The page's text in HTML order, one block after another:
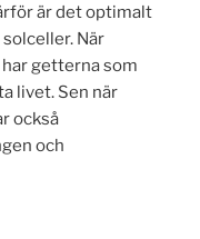
är det optimalt
När
getterna som
livet. Sen när
också
och